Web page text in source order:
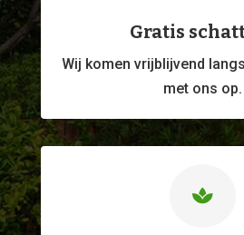
Gratis
Wij komen vrijblijvend
met ons op.
